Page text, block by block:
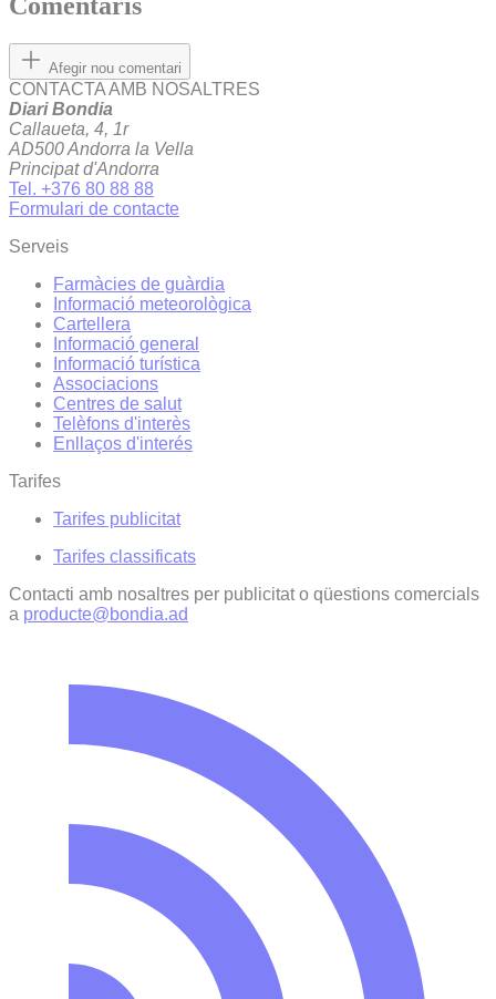
Comentaris
Afegir nou comentari
CONTACTA AMB NOSALTRES
Diari Bondia
Callaueta, 4, 1r
AD500 Andorra la Vella
Principat d'Andorra
Tel. +376 80 88 88
Formulari de contacte
Serveis
Farmàcies de guàrdia
Informació meteorològica
Cartellera
Informació general
Informació turística
Associacions
Centres de salut
Telèfons d'interès
Enllaços d'interés
Tarifes
Tarifes publicitat
Tarifes classificats
Contacti amb nosaltres per publicitat o qüestions comercials
a producte@bondia.ad